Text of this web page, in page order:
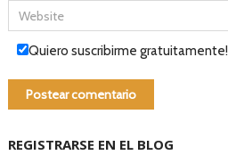
Quiero suscribirme gratuitamente!
REGISTRARSE EN EL BLOG